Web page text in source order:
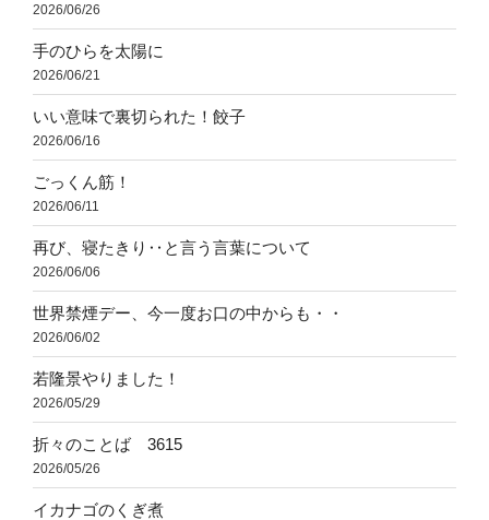
2026/06/26
手のひらを太陽に
2026/06/21
いい意味で裏切られた！餃子
2026/06/16
ごっくん筋！
2026/06/11
再び、寝たきり‥と言う言葉について
2026/06/06
世界禁煙デー、今一度お口の中からも・・
2026/06/02
若隆景やりました！
2026/05/29
折々のことば 3615
2026/05/26
イカナゴのくぎ煮